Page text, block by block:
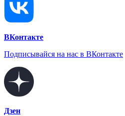
ВКонтакте
Подписывайся на нас в ВКонтакте
Дзен